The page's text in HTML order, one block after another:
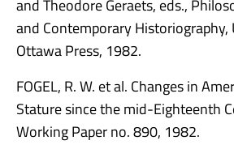
and Theodore Geraets, eds.,
and Contemporary
Ottawa Press, 1982.
FOGEL, R. W. et al. Changes in
Stature since the mid-Eighteenth
Working Paper no. 890, 1982.